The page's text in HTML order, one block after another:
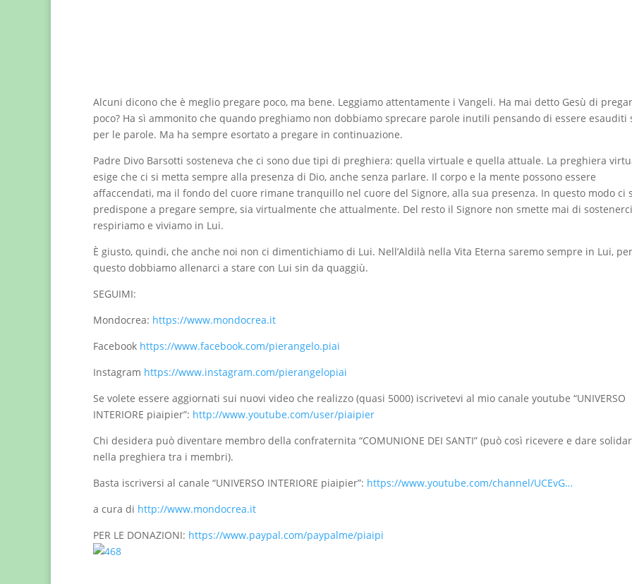
Alcuni dicono che è meglio pregare poco, ma bene. Leggiamo attentamente i Vangeli. Ha mai detto Gesù di
poco? Ha sì ammonito che quando preghiamo non dobbiamo sprecare parole inutili pensando di essere esauditi
per le parole. Ma ha sempre esortato a pregare in continuazione.
Padre Divo Barsotti sosteneva che ci sono due tipi di preghiera: quella virtuale e quella attuale. La preghiera
esige che ci si metta sempre alla presenza di Dio, anche senza parlare. Il corpo e la mente possono essere
affaccendati, ma il fondo del cuore rimane tranquillo nel cuore del Signore, alla sua presenza. In questo modo ci
predispone a pregare sempre, sia virtualmente che attualmente. Del resto il Signore non smette mai di
respiriamo e viviamo in Lui.
È giusto, quindi, che anche noi non ci dimentichiamo di Lui. Nell’Aldilà nella Vita Eterna saremo sempre in Lui, per
questo dobbiamo allenarci a stare con Lui sin da quaggiù.
SEGUIMI:
Mondocrea: https://www.mondocrea.it
Facebook https://www.facebook.com/pierangelo.piai
Instagram https://www.instagram.com/pierangelopiai
Se volete essere aggiornati sui nuovi video che realizzo (quasi 5000) iscrivetevi al mio canale youtube “UNIVERSO
INTERIORE piaipier”: http://www.youtube.com/user/piaipier
Chi desidera può diventare membro della confraternita “COMUNIONE DEI SANTI” (può così ricevere e dare
nella preghiera tra i membri).
Basta iscriversi al canale “UNIVERSO INTERIORE piaipier”: https://www.youtube.com/channel/UCEvG…
a cura di http://www.mondocrea.it
PER LE DONAZIONI: https://www.paypal.com/paypalme/piaipi